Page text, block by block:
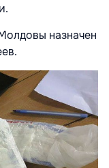
назначен